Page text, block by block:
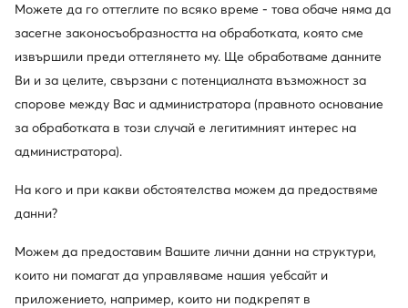
Имате въпроси?
Проверете най-често задаваните въпроси в Центъра
за обслужване на клиенти или се свържете с нас
Можете да го оттеглите по всяко време - това обаче няма да
засегне законосъобразността на обработката, която сме
извършили преди оттеглянето му. Ще обработваме данните
Ви и за целите, свързани с потенциалната възможност за
спорове между Вас и администратора (правното основание
за обработката в този случай е легитимният интерес на
администратора).
На кого и при какви обстоятелства можем да предоствяме
данни?
Можем да предоставим Вашите лични данни на структури,
които ни помагат да управляваме нашия уебсайт и
приложението, например, които ни подкрепят в